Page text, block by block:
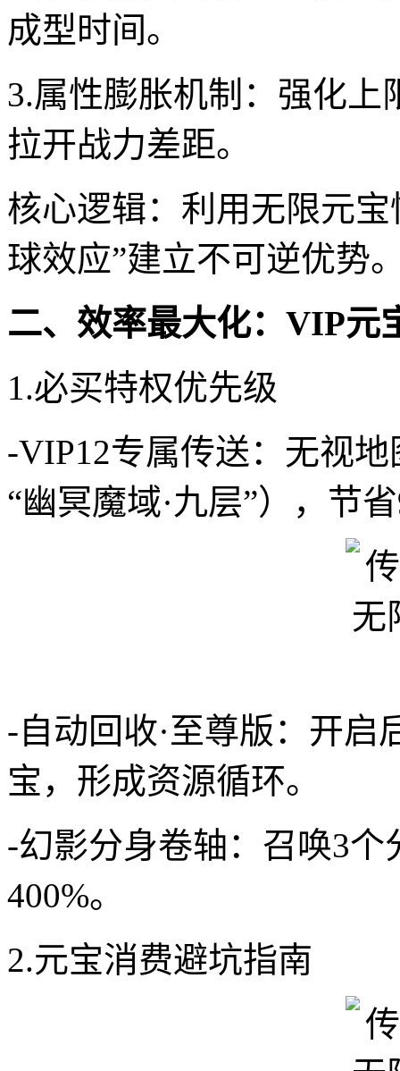
成型时间。
3.属性膨胀机制：强化上
拉开战力差距。
核心逻辑：利用无限元
球效应”建立不可逆优势
二、效率最大化：VIP元
1.必买特权优先级
-VIP12专属传送：无视
“幽冥魔域·九层”），节
-自动回收·至尊版：开启
宝，形成资源循环。
-幻影分身卷轴：召唤3个
400%。
2.元宝消费避坑指南